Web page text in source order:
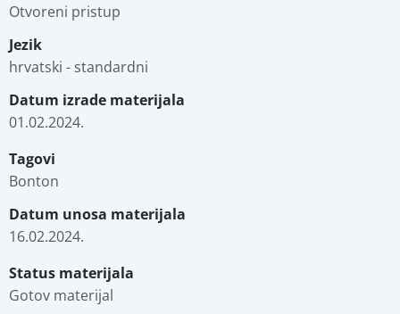
Otvoreni pristup
Jezik
hrvatski - standardni
Datum izrade materijala
01.02.2024.
Tagovi
Bonton
Datum unosa materijala
16.02.2024.
Status materijala
Gotov materijal